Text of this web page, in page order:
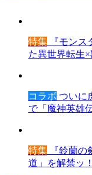
特集 『モンス
た異世界転生×
コラボ ついに
で「魔神英雄
特集 『鈴蘭の
道」を解禁ッ